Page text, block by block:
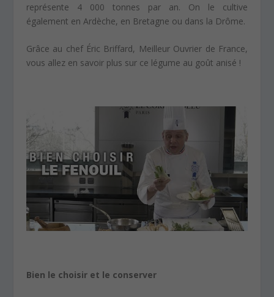
représente 4 000 tonnes par an. On le cultive
également en Ardèche, en Bretagne ou dans la Drôme.
Grâce au chef Éric Briffard, Meilleur Ouvrier de France,
vous allez en savoir plus sur ce légume au goût anisé !
Bien le choisir et le conserver